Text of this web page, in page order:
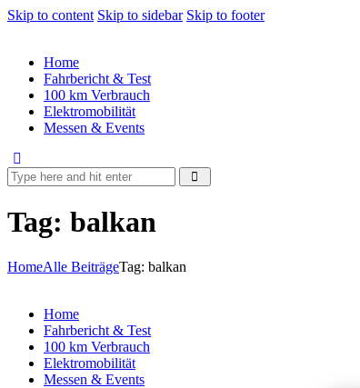
Skip to content Skip to sidebar Skip to footer
Home
Fahrbericht & Test
100 km Verbrauch
Elektromobilität
Messen & Events
Tag: balkan
HomeAlle BeiträgeTag: balkan
Home
Fahrbericht & Test
100 km Verbrauch
Elektromobilität
Messen & Events